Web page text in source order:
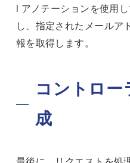
l アノテーションを使用
し、指定されたメールア
報を取得します。
コントロー
成